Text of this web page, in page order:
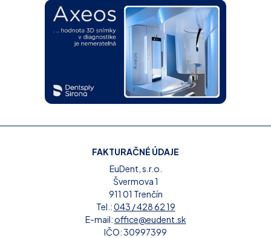
FAKTURAČNÉ ÚDAJE
EuDent, s.r.o.
Švermova 1
911 01 Trenčín
Tel.:043 / 428 62 19
E-mail:office@eudent.sk
IČO: 30997399